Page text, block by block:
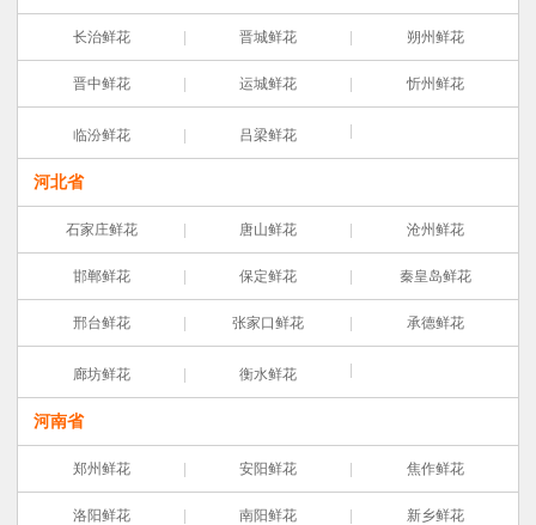
长治鲜花 晋城鲜花 朔州鲜花
晋中鲜花 运城鲜花 忻州鲜花
临汾鲜花 吕梁鲜花
河北省
石家庄鲜花 唐山鲜花 沧州鲜花
邯郸鲜花 保定鲜花 秦皇岛鲜花
邢台鲜花 张家口鲜花 承德鲜花
廊坊鲜花 衡水鲜花
河南省
郑州鲜花 安阳鲜花 焦作鲜花
洛阳鲜花 南阳鲜花 新乡鲜花